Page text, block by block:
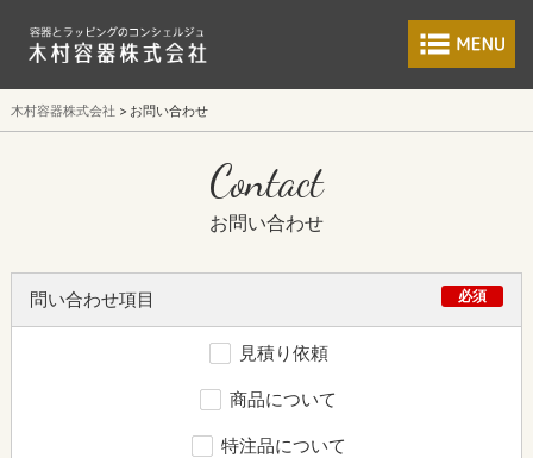
食品包装容器と
木村容器株式会社 お問い合わせ
Contact
お問い合わせ
問い合わせ項目 必須
見積り依頼
商品について
特注品について